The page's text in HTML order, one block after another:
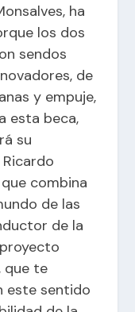
ha
los dos
sendos
de
y empuje,
esta beca,
su
combina
de las
de la
que te
este sentido